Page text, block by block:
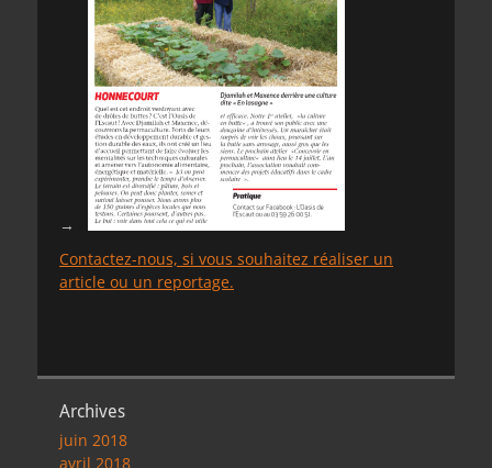
→
Contactez-nous, si vous souhaitez réaliser un
article ou un reportage.
Archives
juin 2018
avril 2018